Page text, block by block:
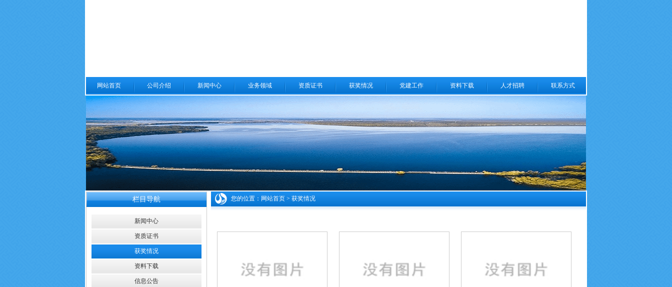
网站首页 公司介绍 新闻中心 业务领域 资质证书 获奖情况 党建工作 资料下载 人才招聘 联系方式
栏目导航
新闻中心
资质证书
获奖情况
资料下载
信息公告
您的位置： 网站首页 > 获奖情况